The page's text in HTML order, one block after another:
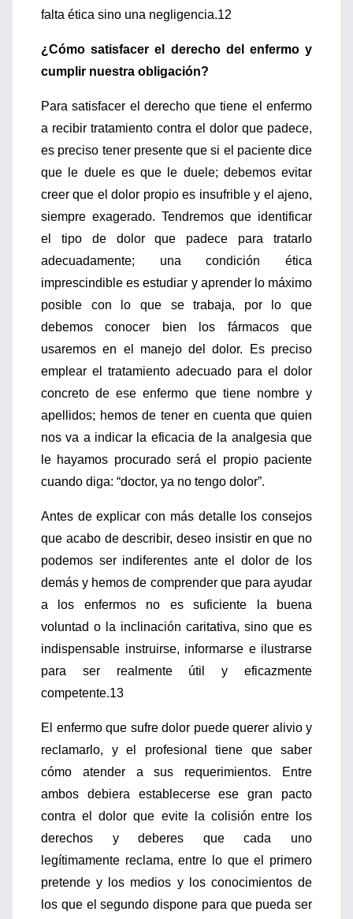
falta ética sino una negligencia.12
¿Cómo satisfacer el derecho del enfermo y
cumplir nuestra obligación?
Para satisfacer el derecho que tiene el enfermo
a recibir tratamiento contra el dolor que padece,
es preciso tener presente que si el paciente dice
que le duele es que le duele; debemos evitar
creer que el dolor propio es insufrible y el ajeno,
siempre exagerado. Tendremos que identificar
el tipo de dolor que padece para tratarlo
adecuadamente; una condición ética
imprescindible es estudiar y aprender lo máximo
posible con lo que se trabaja, por lo que
debemos conocer bien los fármacos que
usaremos en el manejo del dolor. Es preciso
emplear el tratamiento adecuado para el dolor
concreto de ese enfermo que tiene nombre y
apellidos; hemos de tener en cuenta que quien
nos va a indicar la eficacia de la analgesia que
le hayamos procurado será el propio paciente
cuando diga: “doctor, ya no tengo dolor”.
Antes de explicar con más detalle los consejos
que acabo de describir, deseo insistir en que no
podemos ser indiferentes ante el dolor de los
demás y hemos de comprender que para ayudar
a los enfermos no es suficiente la buena
voluntad o la inclinación caritativa, sino que es
indispensable instruirse, informarse e ilustrarse
para ser realmente útil y eficazmente
competente.13
El enfermo que sufre dolor puede querer alivio y
reclamarlo, y el profesional tiene que saber
cómo atender a sus requerimientos. Entre
ambos debiera establecerse ese gran pacto
contra el dolor que evite la colisión entre los
derechos y deberes que cada uno
legítimamente reclama, entre lo que el primero
pretende y los medios y los conocimientos de
los que el segundo dispone para que pueda ser